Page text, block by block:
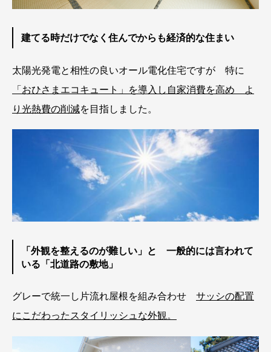
建てる時だけでなく住んでからも経済的な住まい
太陽光発電と相性の良いオール電化住宅ですが 特に
「おひさまエコキュート」を導入し自家消費を高め よ
り光熱費の削減を目指しました。
「外観を整えるのが難しい」と 一般的には言われて
いる「北道路の敷地」
グレーで統一し片流れ屋根を組み合わせ サッシの配置
にこだわったスタイリッシュな外観。